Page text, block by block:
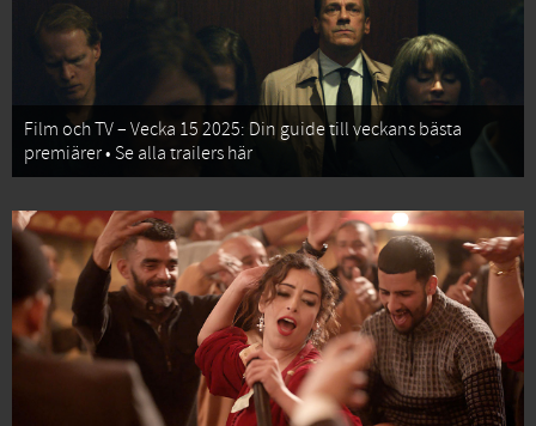
Film och TV – Vecka 15 2025: Din guide till veckans bästa
premiärer • Se alla trailers här